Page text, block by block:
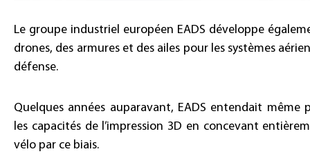
Le groupe industriel européen EADS développe
drones, des armures et des ailes pour les systèmes
défense.
Quelques années auparavant, EADS entendait même
les capacités de l’impression 3D en concevant
vélo par ce biais.